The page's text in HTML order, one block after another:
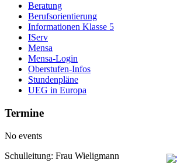
Beratung
Berufsorientierung
Informationen Klasse 5
IServ
Mensa
Mensa-Login
Oberstufen-Infos
Stundenpläne
UEG in Europa
Termine
No events
Schulleitung: Frau Wieligmann